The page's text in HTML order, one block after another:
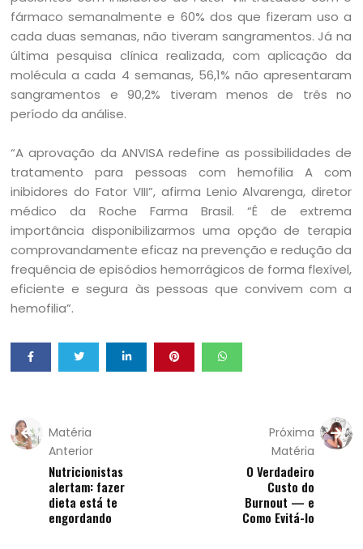
fármaco semanalmente e 60% dos que fizeram uso a
cada duas semanas, não tiveram sangramentos. Já na
última pesquisa clínica realizada, com aplicação da
molécula a cada 4 semanas, 56,1% não apresentaram
sangramentos e 90,2% tiveram menos de três no
período da análise.
“A aprovação da ANVISA redefine as possibilidades de
tratamento para pessoas com hemofilia A com
inibidores do Fator VIII”, afirma Lenio Alvarenga, diretor
médico da Roche Farma Brasil. “É de extrema
importância disponibilizarmos uma opção de terapia
comprovandamente eficaz na prevenção e redução da
frequência de episódios hemorrágicos de forma flexível,
eficiente e segura às pessoas que convivem com a
hemofilia”.
Matéria
Anterior
Nutricionistas
alertam: fazer
dieta está te
engordando
Próxima
Matéria
O Verdadeiro
Custo do
Burnout — e
Como Evitá-lo